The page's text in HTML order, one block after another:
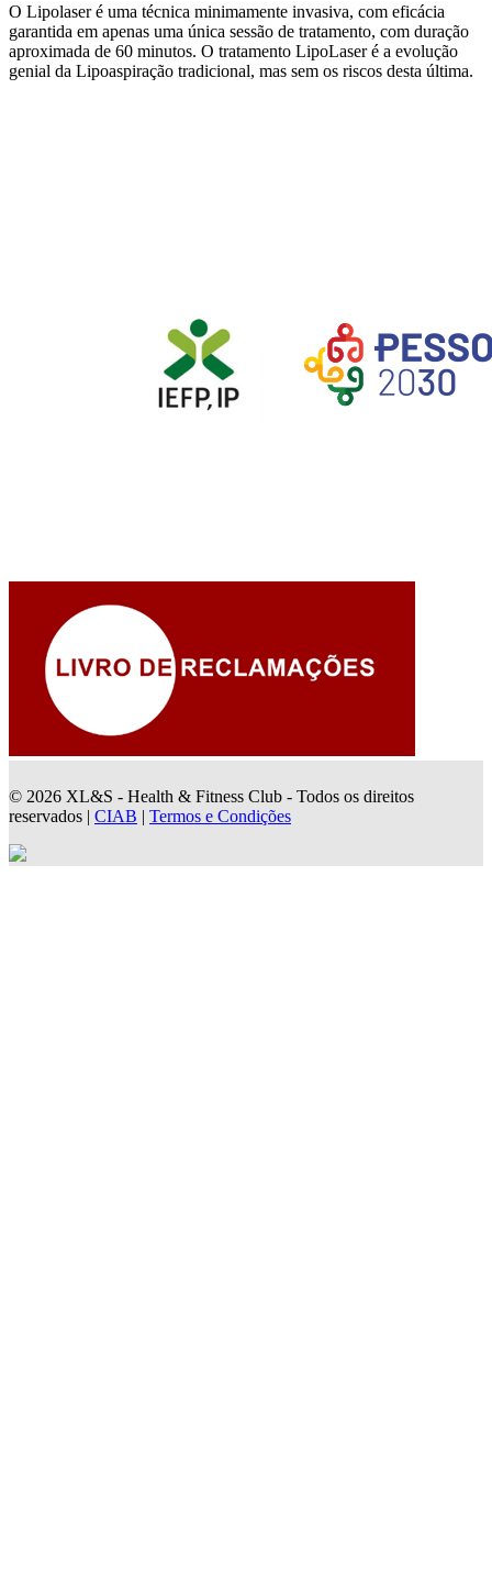
O Lipolaser é uma técnica minimamente invasiva, com eficácia
garantida em apenas uma única sessão de tratamento, com duração
aproximada de 60 minutos. O tratamento LipoLaser é a evolução
genial da Lipoaspiração tradicional, mas sem os riscos desta última.
© 2026 XL&S - Health & Fitness Club - Todos os direitos
reservados | CIAB | Termos e Condições